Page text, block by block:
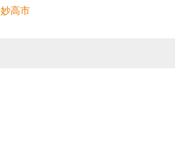
妙高市